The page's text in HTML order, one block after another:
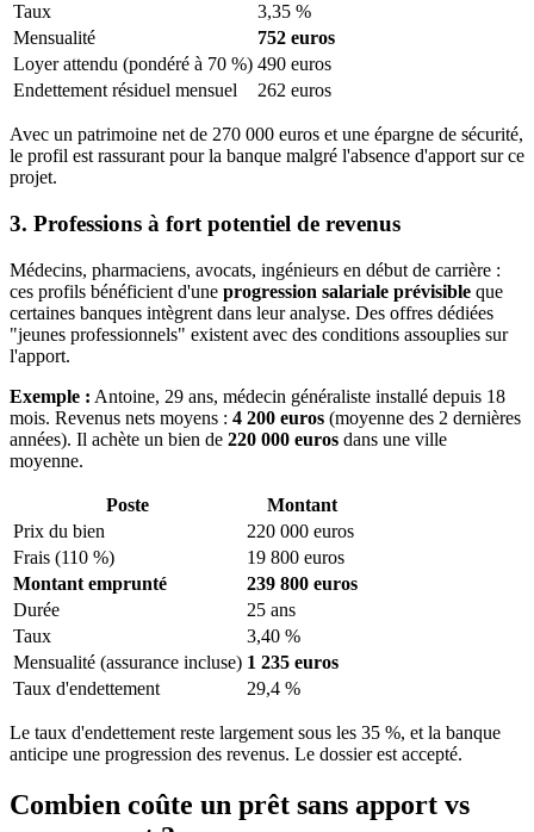
Taux
3,35 %
Mensualité
752 euros
Loyer attendu (pondéré à 70 %) 490 euros
Endettement résiduel mensuel
262 euros
Avec un patrimoine net de 270 000 euros et une épargne de sécurité,
le profil est rassurant pour la banque malgré l'absence d'apport sur ce
projet.
3. Professions à fort potentiel de revenus
Médecins, pharmaciens, avocats, ingénieurs en début de carrière :
ces profils bénéficient d'une progression salariale prévisible que
certaines banques intègrent dans leur analyse. Des offres dédiées
"jeunes professionnels" existent avec des conditions assouplies sur
l'apport.
Exemple : Antoine, 29 ans, médecin généraliste installé depuis 18
mois. Revenus nets moyens : 4 200 euros (moyenne des 2 dernières
années). Il achète un bien de 220 000 euros dans une ville
moyenne.
Poste
Montant
Prix du bien
220 000 euros
Frais (110 %)
19 800 euros
Montant emprunté
239 800 euros
Durée
25 ans
Taux
3,40 %
Mensualité (assurance incluse) 1 235 euros
Taux d'endettement
29,4 %
Le taux d'endettement reste largement sous les 35 %, et la banque
anticipe une progression des revenus. Le dossier est accepté.
Combien coûte un prêt sans apport vs